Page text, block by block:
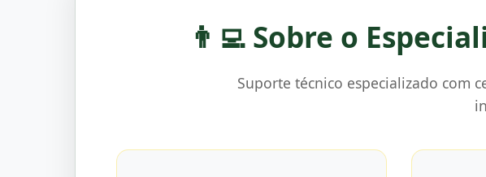
👨‍💻 Sobre o
Suporte técnico especializado com